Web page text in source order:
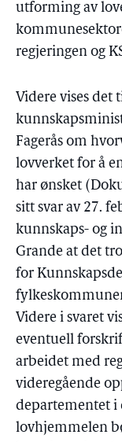
utforming av
regjeringen og
Videre vises det
Fagerås om
lovverket for å
har ønsket
sitt svar av 27.
kunnskaps- og
Grande at det
for
Videre i svaret
eventuell
arbeidet med
videregående
departementet i
lovhjemmelen